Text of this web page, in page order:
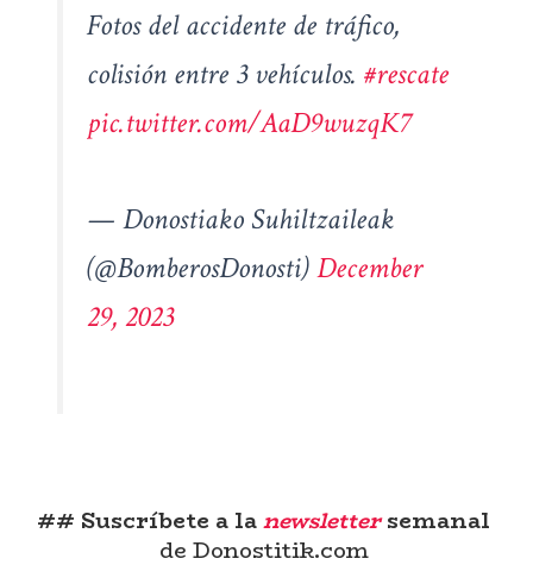
Fotos del accidente de tráfico,
colisión entre 3 vehículos. #rescate
pic.twitter.com/AaD9wuzqK7
— Donostiako Suhiltzaileak
(@BomberosDonosti)December
29, 2023
## Suscríbete a lanewslettersemanal
de Donostitik.com